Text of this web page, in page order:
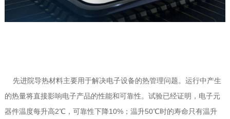
先进院导热材料主要用于解决电子设备的热管理问题。运行中产生
的热量将直接影响电子产品的性能和可靠性。试验已经证明，电子元
器件温度每升高2℃，可靠性下降10%；温升50℃时的寿命只有温升